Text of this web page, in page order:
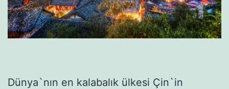
Dünya`nın en kalabalık ülkesi Çin`in